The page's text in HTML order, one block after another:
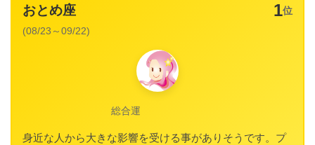
1位
おとめ座
(08/23～09/22)
総合運
身近な人から大きな影響を受ける事がありそうです。プ